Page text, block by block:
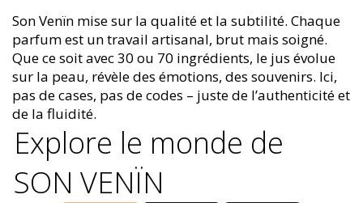
Son Venïn mise sur la qualité et la subtilité. Chaque
parfum est un travail artisanal, brut mais soigné.
Que ce soit avec 30 ou 70 ingrédients, le jus évolue
sur la peau, révèle des émotions, des souvenirs. Ici,
pas de cases, pas de codes – juste de l’authenticité et
de la fluidité.
Explore le monde de
SON VENÏN